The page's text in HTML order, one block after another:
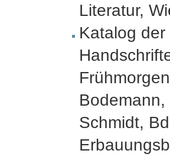
Literatur,
Katalog
Schmidt,